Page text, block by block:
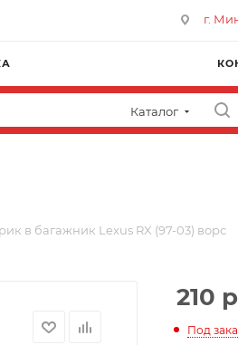
г.
Каталог
в багажник Lexus RX (97-03) ворс
210
Под